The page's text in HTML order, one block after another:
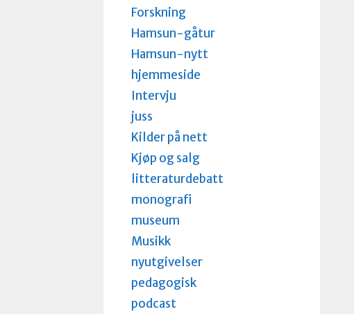
Forskning
Hamsun-gåtur
Hamsun-nytt
hjemmeside
Intervju
juss
Kilder på nett
Kjøp og salg
litteraturdebatt
monografi
museum
Musikk
nyutgivelser
pedagogisk
podcast